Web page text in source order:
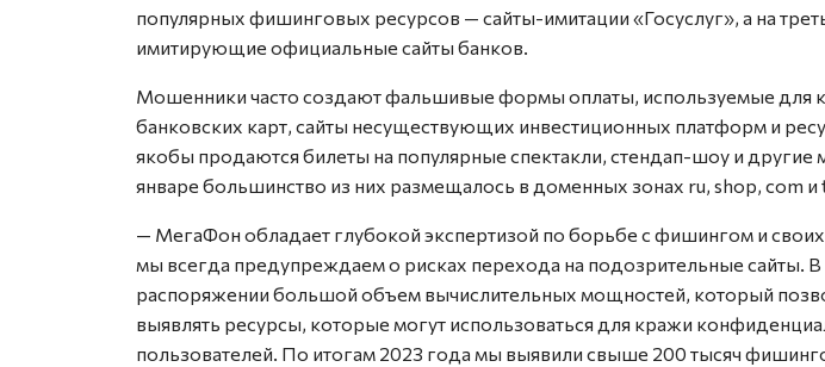
популярных фишинговых ресурсов — сайты-имитации «Госуслуг», а на
имитирующие официальные сайты банков.
Мошенники часто создают фальшивые формы оплаты, используемые для
банковских карт, сайты несуществующих инвестиционных платформ и
якобы продаются билеты на популярные спектакли, стендап-шоу и другие
январе большинство из них размещалось в доменных зонах ru, shop, com и
— МегаФон обладает глубокой экспертизой по борьбе с фишингом и
мы всегда предупреждаем о рисках перехода на подозрительные сайты.
распоряжении большой объем вычислительных мощностей, который
выявлять ресурсы, которые могут использоваться для кражи
пользователей. По итогам 2023 года мы выявили свыше 200 тысяч